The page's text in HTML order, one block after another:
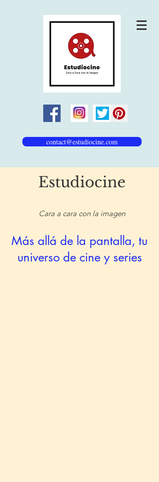
contact@estudiocine.com
Estudiocine
Cara a cara con la imagen
Más allá de la pantalla, tu
universo de cine y series